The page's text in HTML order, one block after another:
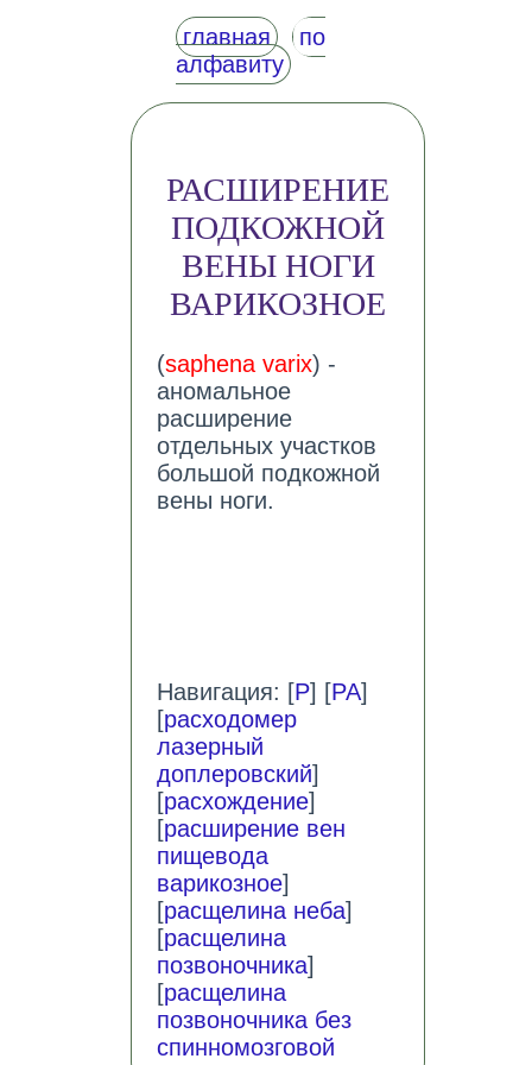
главная
по
алфавиту
РАСШИРЕНИЕ
ПОДКОЖНОЙ
ВЕНЫ НОГИ
ВАРИКОЗНОЕ
(saphena varix) -
аномальное
расширение
отдельных участков
большой подкожной
вены ноги.
Навигация: [Р] [РА]
[расходомер
лазерный
доплеровский]
[расхождение]
[расширение вен
пищевода
варикозное]
[расщелина неба]
[расщелина
позвоночника]
[расщелина
позвоночника без
спинномозговой